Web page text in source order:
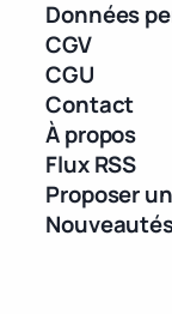
Données
CGV
CGU
Contact
À propos
Flux RSS
Proposer